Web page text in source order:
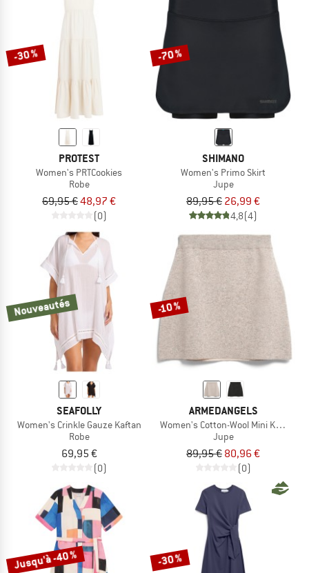
-30 %
PROTEST
Women's PRTCookies
Robe
69,95 €48,97 €
(0)
-70 %
SHIMANO
Women's Primo Skirt
Jupe
89,95 € 26,99 €
4,8(4)
Nouveautés
SEAFOLLY
Women's Crinkle Gauze Kaftan
Robe
69,95 €
(0)
-10 %
ARMEDANGELS
Women's Cotton-Wool Mini Knit Skirt
Jupe
89,95 € 80,96 €
(0)
Jusqu'à -40 % -30 %